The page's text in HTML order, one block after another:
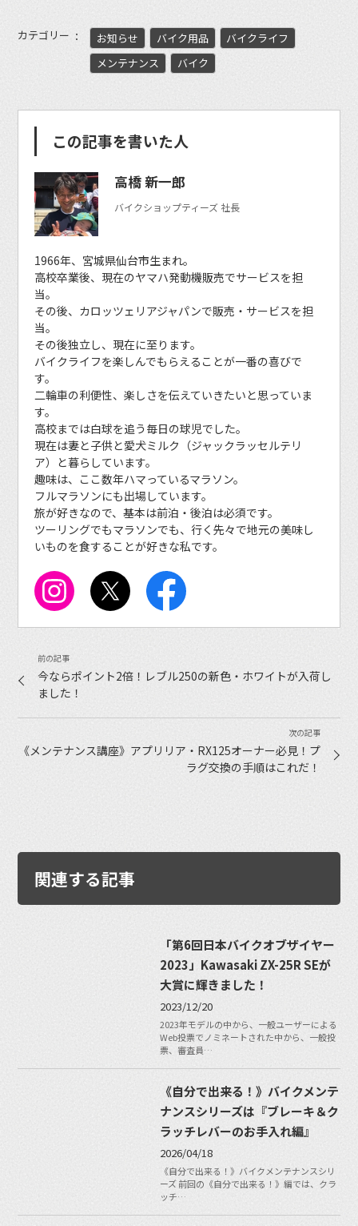
カテゴリー お知らせ バイク用品
バイクライフ
メンテナンス
バイク
この記事を書いた人
高橋 新一郎
バイクショップティーズ 社長
1966年、宮城県仙台市生まれ。
高校卒業後、現在のヤマハ発動機販売でサービスを担
当。
その後、カロッツェリアジャパンで販売・サービスを担
当。
その後独立し、現在に至ります。
バイクライフを楽しんでもらえることが一番の喜びで
す。
二輪車の利便性、楽しさを伝えていきたいと思っていま
す。
高校までは白球を追う毎日の球児でした。
現在は妻と子供と愛犬ミルク（ジャックラッセルテリ
ア）と暮らしています。
趣味は、ここ数年ハマっているマラソン。
フルマラソンにも出場しています。
旅が好きなので、基本は前泊・後泊は必須です。
ツーリングでもマラソンでも、行く先々で地元の美味し
いものを食することが好きな私です。
今ならポイント2倍！レブル250の新色・ホワイトが入荷し
ました！
《メンテナンス講座》アプリリア・RX125オーナー必見！プ
ラグ交換の手順はこれだ！
関連する記事
「第6回日本バイクオブザイヤー
2023」Kawasaki ZX-25R SEが
大賞に輝きました！
2023/12/20
2023年モデルの中から、一般ユーザーによる
Web投票でノミネートされた中から、一般投
票、審査員…
《自分で出来る！》バイクメンテ
ナンスシリーズは『ブレーキ＆ク
ラッチレバーのお手入れ編』
2026/04/18
《自分で出来る！》バイクメンテナンスシリ
ーズ 前回の《自分で出来る！》編では、クラ
ッチ…